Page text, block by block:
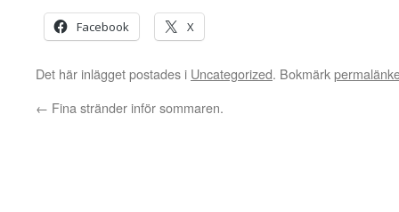
Facebook X
Det här inlägget postades i Uncategorized. Bokmärk
← Fina stränder inför sommaren.